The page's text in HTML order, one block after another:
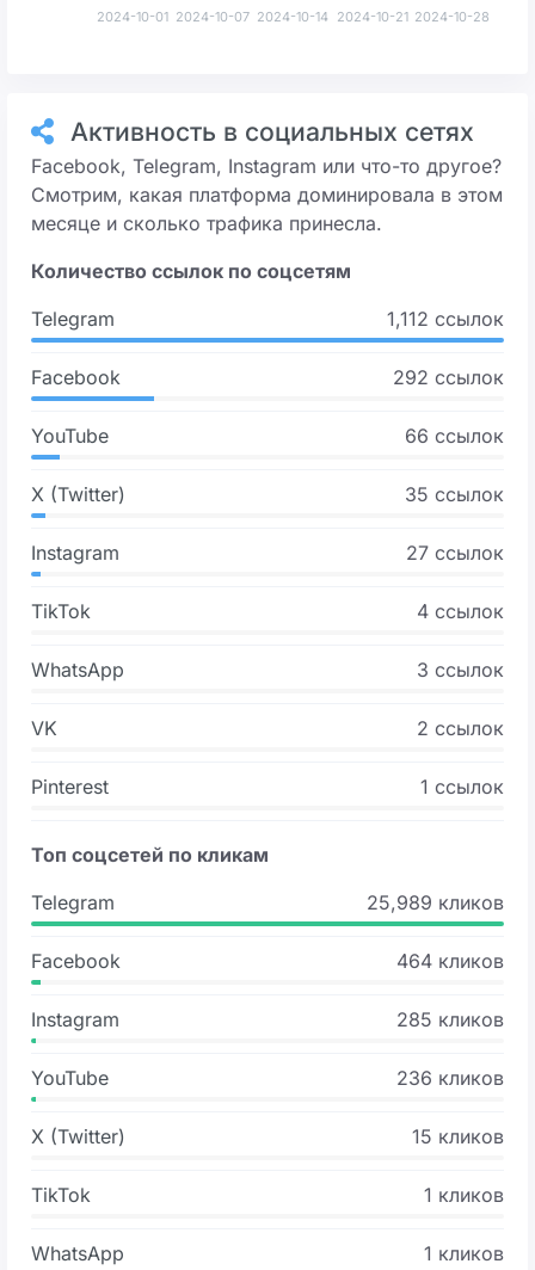
2024-10-01 2024-10-07 2024-10-14 2024-10-21 2024-10-28
Активность в социальных сетях
Facebook, Telegram, Instagram или что-то другое?
Смотрим, какая платформа доминировала в этом
месяце и сколько трафика принесла.
Количество ссылок по соцсетям
Telegram
1,112 ссылок
Facebook 292 ссылок
YouTube 66 ссылок
X (Twitter) 35 ссылок
Instagram 27 ссылок
TikTok 4 ссылок
WhatsApp 3 ссылок
VK 2 ссылок
Pinterest 1 ссылок
Топ соцсетей по кликам
Telegram
25,989 кликов
Facebook 464 кликов
Instagram 285 кликов
YouTube 236 кликов
X (Twitter) 15 кликов
TikTok 1 кликов
WhatsApp 1 кликов